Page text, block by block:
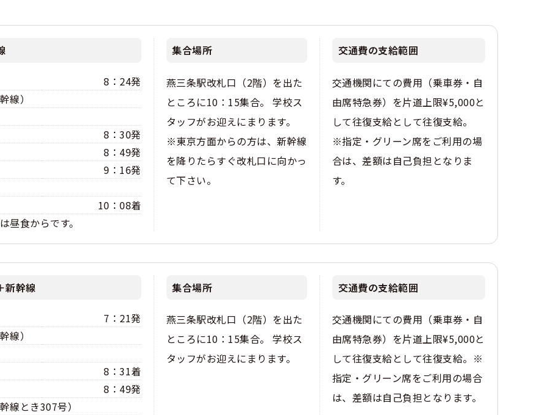
種
払いについて
な持ち物
・口コミ
る質問
宿免許Q＆A
試験場(免許センター)
題に挑戦
基づく表示
8：24発
線）
8：30発
8：49発
9：16発
10：08着
昼食からです。
集合場所
燕三条駅改札口（2階）を出た
ところに10：15集合。 学校ス
タッフがお迎えにまります。
※東京方面からの方は、新幹線
を降りたらすぐ改札口に向かっ
て下さい。
交通費の支給範囲
交通機関にての費用（乗車券・自
由席特急券）を片道上限¥5,000と
して往復支給として往復支給。
※指定・グリーン席をご利用の場
合は、差額は自己負担となりま
す。
新幹線
7：21発
線）
8：31着
8：49発
線とき307号）
集合場所
燕三条駅改札口（2階）を出た
ところに10：15集合。 学校ス
タッフがお迎えにまります。
交通費の支給範囲
交通機関にての費用（乗車券・自
由席特急券）を片道上限¥5,000と
して往復支給として往復支給。※
指定・グリーン席をご利用の場合
は、差額は自己負担となります。